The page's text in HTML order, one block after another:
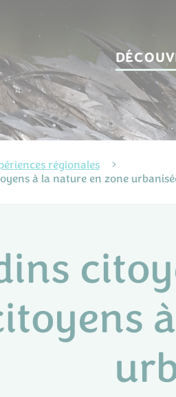
régionales
à la nature en zone